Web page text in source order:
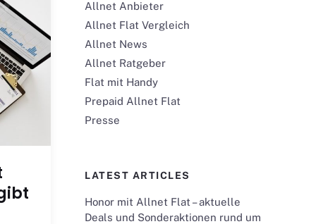
Allnet Anbieter
Allnet Flat Vergleich
Allnet News
Allnet Ratgeber
Flat mit Handy
Prepaid Allnet Flat
Presse
LATEST ARTICLES
Honor mit Allnet Flat – aktuelle
Deals und Sonderaktionen rund um